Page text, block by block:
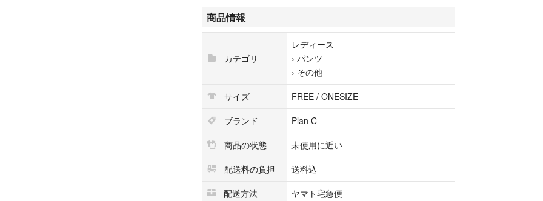
生地の厚さ：普通
裏地：なし
光沢：なし
丈：ロング丈
※商品は複数サイトで共有している為システムで在庫調整を行ってお
りますが、ずれが生じ欠品となる場合もございます。
【商品コード】9863426Y0002
商品情報
カテゴリ
レディース
› パンツ
› その他
サイズ
FREE / ONESIZE
ブランド
Plan C
商品の状態
未使用に近い
配送料の負担
送料込
配送方法
ヤマト宅急便